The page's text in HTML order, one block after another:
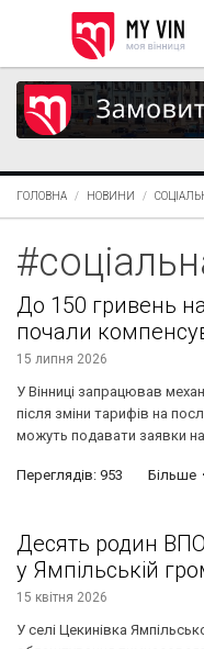
ГОЛОВНА НОВИНИ
До 150 гривень
почали
15 липня 2026
У Вінниці запрацював
після зміни тарифів на
можуть подавати заявки на
Переглядів: 953 Більше
Десять родин
у Ямпільській
15 квітня 2026
У селі Цекинівка